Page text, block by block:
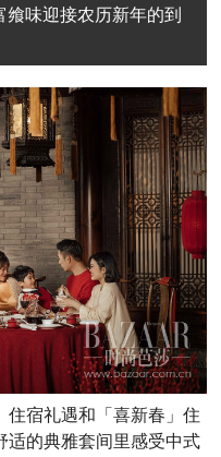
味迎接农历新年的到
住宿礼遇和「喜新春」住
适的典雅套间里感受中式